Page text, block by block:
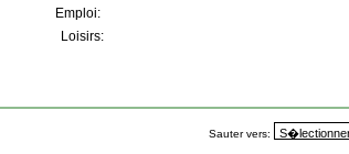
Emploi:
Loisirs:
Sauter vers: